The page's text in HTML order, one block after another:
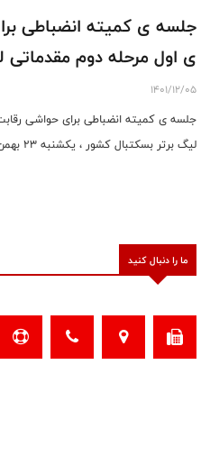
جلسه ی کمیته انضباطی
ی اول مرحله دوم مقدماتی
1401/12/05
جلسه ی کمیته انضباطی برای حواشی
لیگ برتر بسکتبال کشور ، یکشنبه ۲۳ بهمن برگزارمی شود .
ما را دنبال کنید